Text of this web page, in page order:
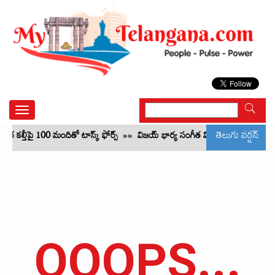
Toggle
navigation
తెలుగు వర్షన్
కల్తీపై 100 మందితో టాస్క్ ఫోర్స్»» విజయ్ భార్య సంగీత విడాకుల పిటిషన్ వెనక్కి
OOOPS...